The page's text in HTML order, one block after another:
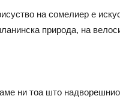
на сомелиер е
природа, на
ни тоа што